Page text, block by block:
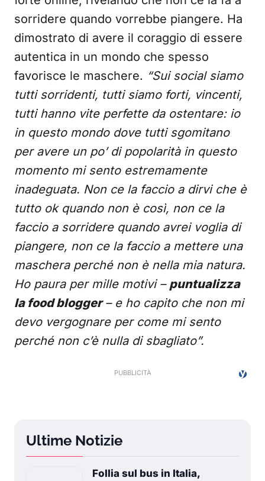
sorridere quando vorrebbe piangere. Ha
dimostrato di avere il coraggio di essere
autentica in un mondo che spesso
favorisce le maschere. “Sui social siamo
tutti sorridenti, tutti siamo forti, vincenti,
tutti hanno vite perfette da ostentare: io
in questo mondo dove tutti sgomitano
per avere un po’ di popolarità in questo
momento mi sento estremamente
inadeguata. Non ce la faccio a dirvi che è
tutto ok quando non è così, non ce la
faccio a sorridere quando avrei voglia di
piangere, non ce la faccio a mettere una
maschera perché non è nella mia natura.
Ho paura per mille motivi – puntualizza
la food blogger– e ho capito che non mi
devo vergognare per come mi sento
perché non c’è nulla di sbagliato”.
Ultime Notizie
Follia sul bus in Italia,